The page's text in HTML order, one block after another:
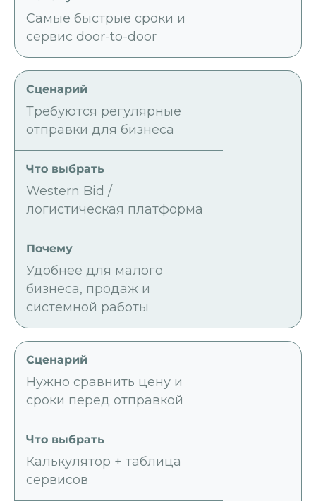
Самые быстрые сроки и
сервис door-to-door
Требуются регулярные
отправки для бизнеса
Western Bid /
логистическая платформа
Удобнее для малого
бизнеса, продаж и
системной работы
Нужно сравнить цену и
сроки перед отправкой
Калькулятор + таблица
сервисов